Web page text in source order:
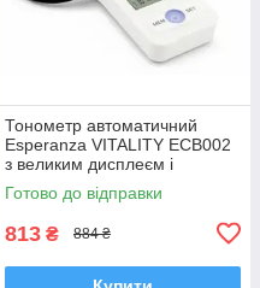
Тонометр автоматичний
Esperanza VITALITY ЕСВ002
з великим дисплеєм і
стандартною манжетою,
Польща
Готово до відправки
813 ₴ 884 ₴